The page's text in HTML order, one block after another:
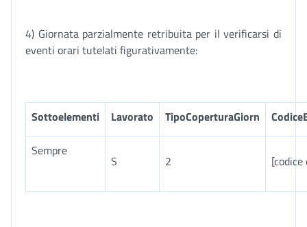
4) Giornata parzialmente retribuita per il verificarsi di
eventi orari tutelati figurativamente:
Sottoelementi Lavorato TipoCoperturaGiorn
Sempre
S 2